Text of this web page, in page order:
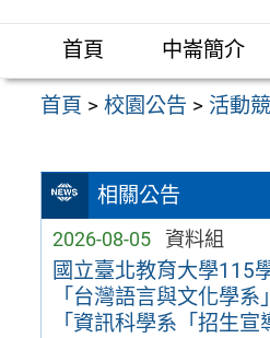
區
首頁 中崙簡介
首頁 >校園公告 > 活動
相關公告
2026-08-05 資料組
國立臺北教育大學115
「台灣語言與文化學系
「資訊科學系「招生宣